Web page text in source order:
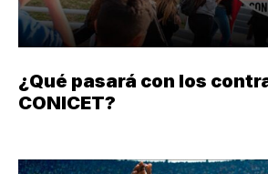
¿Qué pasará con los
CONICET?